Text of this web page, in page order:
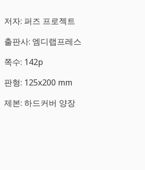
저자: 퍼즈 프로젝트
출판사: 엠디랩프레스
쪽수: 142p
판형: 125x200 mm
제본: 하드커버 양장